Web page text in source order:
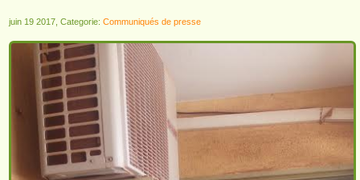
juin 19 2017, Categorie: Communiqués de presse